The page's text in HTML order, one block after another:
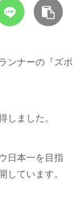
ンナーの『ズボ
しました。
日本一を目指
しています。